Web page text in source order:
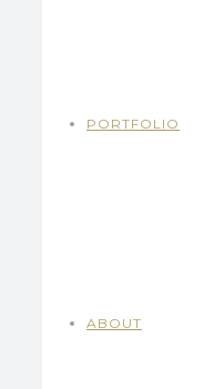
PORTFOLIO
ABOUT